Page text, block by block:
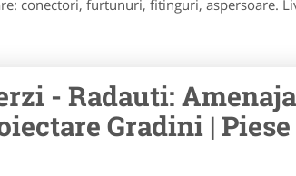
conectori, furtunuri, fitinguri, aspersoare.
- Radauti:
Gradini |